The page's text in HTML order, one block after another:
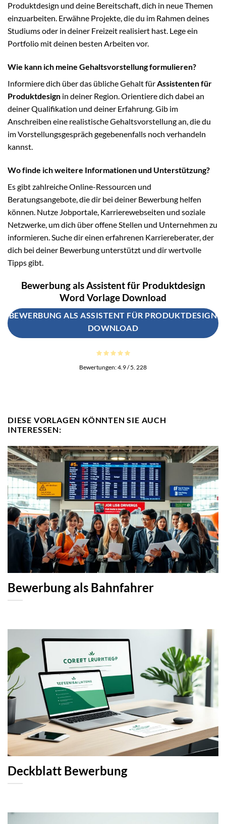
Produktdesign und deine Bereitschaft, dich in neue Themen
einzuarbeiten. Erwähne Projekte, die du im Rahmen deines
Studiums oder in deiner Freizeit realisiert hast. Lege ein
Portfolio mit deinen besten Arbeiten vor.
Wie kann ich meine Gehaltsvorstellung formulieren?
Informiere dich über das übliche Gehalt fürAssistenten für
Produktdesign in deiner Region. Orientiere dich dabei an
deiner Qualifikation und deiner Erfahrung. Gib im
Anschreiben eine realistische Gehaltsvorstellung an, die du
im Vorstellungsgespräch gegebenenfalls noch verhandeln
kannst.
Wo finde ich weitere Informationen und Unterstützung?
Es gibt zahlreiche Online-Ressourcen und
Beratungsangebote, die dir bei deiner Bewerbung helfen
können. Nutze Jobportale, Karrierewebseiten und soziale
Netzwerke, um dich über offene Stellen und Unternehmen zu
informieren. Suche dir einen erfahrenen Karriereberater, der
dich bei deiner Bewerbung unterstützt und dir wertvolle
Tipps gibt.
Bewerbung als Assistent für Produktdesign
Word Vorlage Download
BEWERBUNG ALS ASSISTENT FÜR PRODUKTDESIGN
DOWNLOAD
Bewertungen:4.9/ 5. 228
DIESE VORLAGEN KÖNNTEN SIE AUCH
INTERESSEN:
Bewerbung als Bahnfahrer
Deckblatt Bewerbung